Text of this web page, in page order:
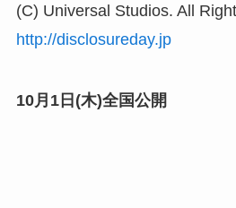
(C) Universal Studios. All
http://disclosureday.jp
10月1日(木)全国公開